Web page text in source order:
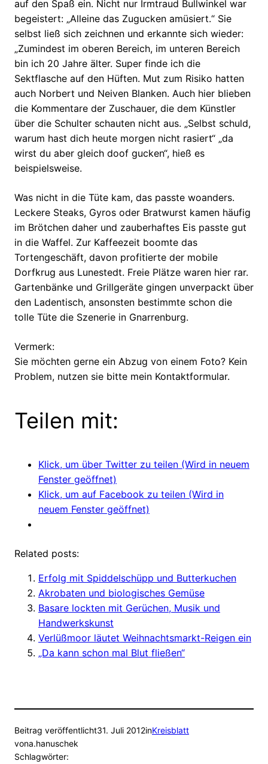
auf den Spaß ein. Nicht nur Irmtraud Bullwinkel war
begeistert: „Alleine das Zugucken amüsiert.“ Sie
selbst ließ sich zeichnen und erkannte sich wieder:
„Zumindest im oberen Bereich, im unteren Bereich
bin ich 20 Jahre älter. Super finde ich die
Sektflasche auf den Hüften. Mut zum Risiko hatten
auch Norbert und Neiven Blanken. Auch hier blieben
die Kommentare der Zuschauer, die dem Künstler
über die Schulter schauten nicht aus. „Selbst schuld,
warum hast dich heute morgen nicht rasiert“ „da
wirst du aber gleich doof gucken“, hieß es
beispielsweise.
Was nicht in die Tüte kam, das passte woanders.
Leckere Steaks, Gyros oder Bratwurst kamen häufig
im Brötchen daher und zauberhaftes Eis passte gut
in die Waffel. Zur Kaffeezeit boomte das
Tortengeschäft, davon profitierte der mobile
Dorfkrug aus Lunestedt. Freie Plätze waren hier rar.
Gartenbänke und Grillgeräte gingen unverpackt über
den Ladentisch, ansonsten bestimmte schon die
tolle Tüte die Szenerie in Gnarrenburg.
Vermerk:
Sie möchten gerne ein Abzug von einem Foto? Kein
Problem, nutzen sie bitte mein Kontaktformular.
Teilen mit:
Klick, um über Twitter zu teilen (Wird in neuem
Fenster geöffnet)
Klick, um auf Facebook zu teilen (Wird in
neuem Fenster geöffnet)
Related posts:
Erfolg mit Spiddelschüpp und Butterkuchen
Akrobaten und biologisches Gemüse
Basare lockten mit Gerüchen, Musik und
Handwerkskunst
Verlüßmoor läutet Weihnachtsmarkt-Reigen ein
„Da kann schon mal Blut fließen“
Beitrag veröffentlicht31. Juli 2012inKreisblatt
vona.hanuschek
Schlagwörter: